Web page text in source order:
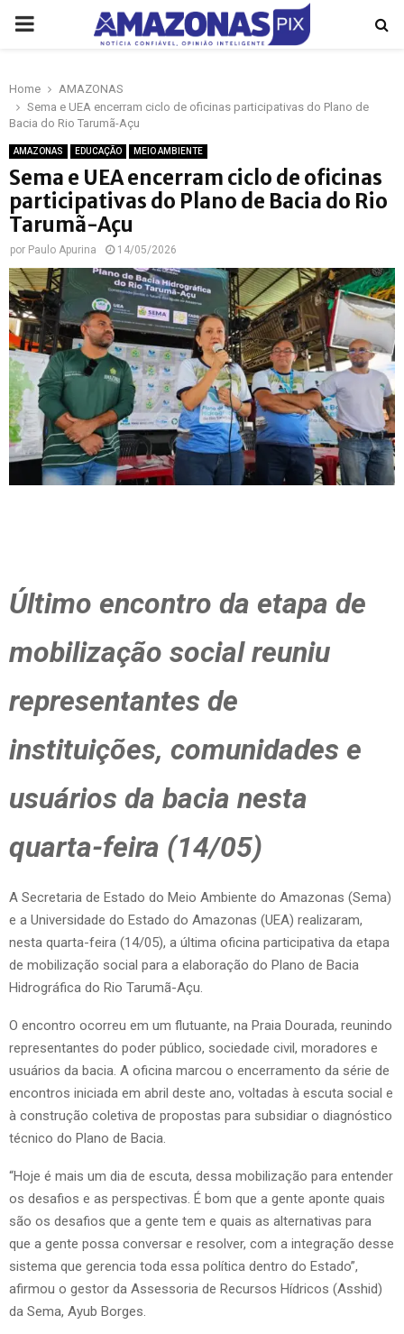
PRIMARY
Home
AMAZONAS
Sema e UEA encerram ciclo de oficinas participativas do Plano de
Bacia do Rio Tarumã-Açu
AMAZONAS EDUCAÇÃO MEIO AMBIENTE
Sema e UEA encerram ciclo de oficinas
participativas do Plano de Bacia do Rio
Tarumã-Açu
por Paulo Apurina 14/05/2026
Último encontro da etapa de
mobilização social reuniu
representantes de
instituições, comunidades e
usuários da bacia nesta
quarta-feira (14/05)
A Secretaria de Estado do Meio Ambiente do Amazonas (Sema)
e a Universidade do Estado do Amazonas (UEA) realizaram,
nesta quarta-feira (14/05), a última oficina participativa da etapa
de mobilização social para a elaboração do Plano de Bacia
Hidrográfica do Rio Tarumã-Açu.
O encontro ocorreu em um flutuante, na Praia Dourada, reunindo
representantes do poder público, sociedade civil, moradores e
usuários da bacia. A oficina marcou o encerramento da série de
encontros iniciada em abril deste ano, voltadas à escuta social e
à construção coletiva de propostas para subsidiar o diagnóstico
técnico do Plano de Bacia.
“Hoje é mais um dia de escuta, dessa mobilização para entender
os desafios e as perspectivas. É bom que a gente aponte quais
são os desafios que a gente tem e quais as alternativas para
que a gente possa conversar e resolver, com a integração desse
sistema que gerencia toda essa política dentro do Estado”,
afirmou o gestor da Assessoria de Recursos Hídricos (Asshid)
da Sema, Ayub Borges.